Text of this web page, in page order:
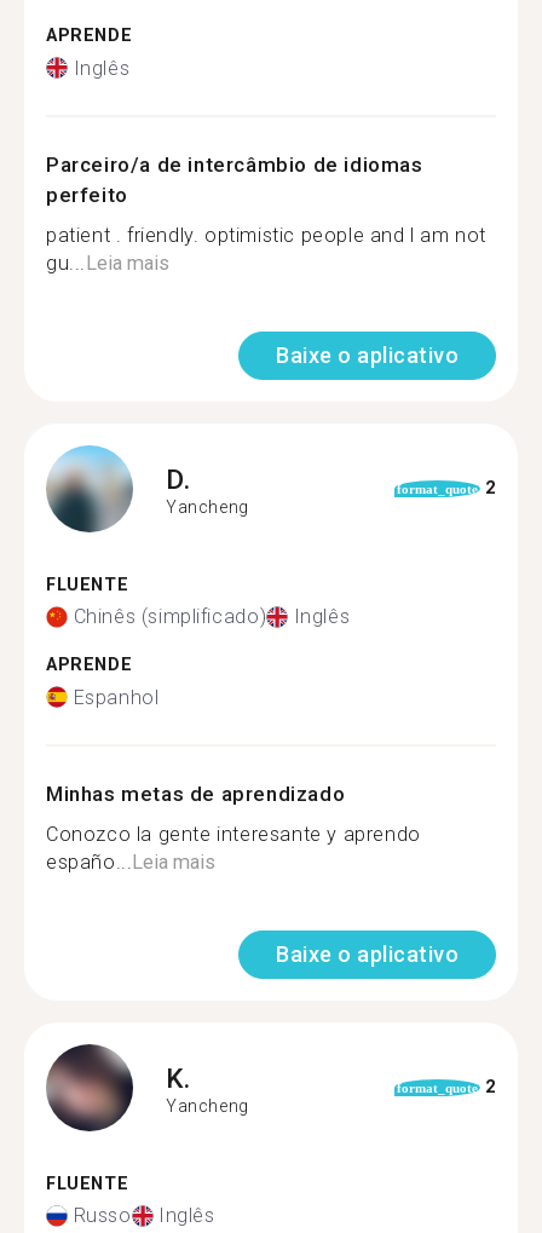
APRENDE
Inglês
Parceiro/a de intercâmbio de idiomas
perfeito
patient . friendly. optimistic people and l am not
gu... Leia mais
Baixe o aplicativo
D.
Yancheng
format_quote 2
FLUENTE
Chinês (simplificado) Inglês
APRENDE
Espanhol
Minhas metas de aprendizado
Conozco la gente interesante y aprendo
españo... Leia mais
Baixe o aplicativo
K.
Yancheng
format_quote 2
FLUENTE
Russo Inglês